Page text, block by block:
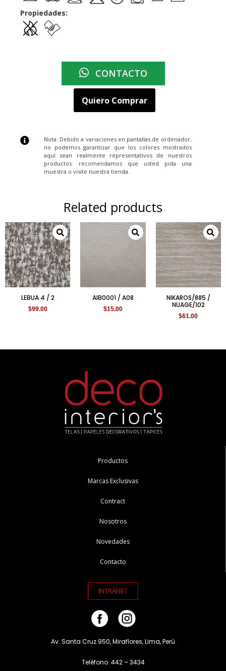
Propiedades:
CONTACTO
Quiero Comprar
Nota: Debido a variaciones en pantallas de ordenador,
no podemos garantizar que los colores mostrados
aquí sean realmente representativos de nuestros
productos. recomendamos que usted pida una
muestra o visite nuestra tienda.
Related products
LEBUA 4 / 2
$99.00
AIB0001 / A08
$15.00
NIKAROS/885 /
NUAGE/102
$61.00
Productos
Marcas Exclusivas
Contract
Nosotros
Novedades
Contacto
INTRANET
Av. Santa Cruz 950, Miraflores, Lima, Perú
Teléfono: 442 – 3434